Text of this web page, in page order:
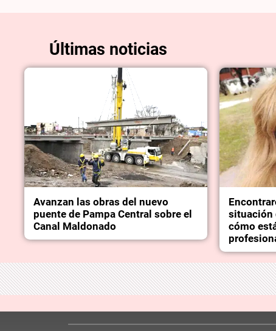
Últimas noticias
Avanzan las obras del nuevo
puente de Pampa Central sobre el
Canal Maldonado
situación
cómo